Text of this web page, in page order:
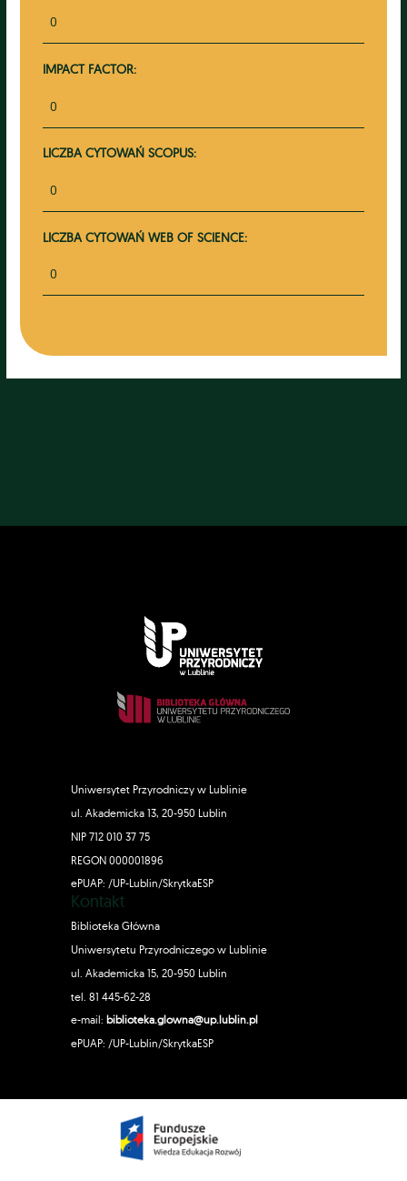
0
IMPACT FACTOR:
0
LICZBA CYTOWAŃ SCOPUS:
0
LICZBA CYTOWAŃ WEB OF SCIENCE:
0
Uniwersytet Przyrodniczy w Lublinie
ul. Akademicka 13, 20-950 Lublin
NIP 712 010 37 75
REGON 000001896
ePUAP: /UP-Lublin/SkrytkaESP
Kontakt
Biblioteka Główna
Uniwersytetu Przyrodniczego w Lublinie
ul. Akademicka 15, 20-950 Lublin
tel. 81 445-62-28
e-mail: biblioteka.glowna@up.lublin.pl
ePUAP: /UP-Lublin/SkrytkaESP